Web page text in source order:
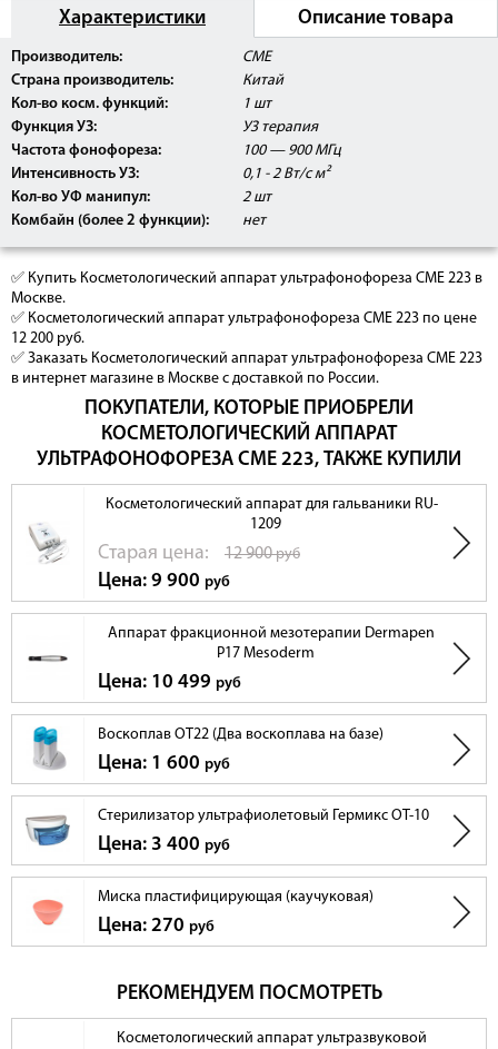
Характеристики Описание товара
Производитель:
CME
Страна производитель:
Китай
Кол-во косм. функций:
1 шт
Функция УЗ:
УЗ терапия
Частота фонофореза:
100 — 900 МГц
Интенсивность УЗ:
0,1 - 2 Вт/с м²
Кол-во УФ манипул:
2 шт
Комбайн (более 2 функции):
нет
постоянный
импульсный режимы
Комплектация:
центральный блок
2 насадки для ультразвука (плоская и конусовидная)
✅ Купить Косметологический аппарат ультрафонофореза СМЕ 223 в
Москве.
✅ Косметологический аппарат ультрафонофореза СМЕ 223 по цене
12 200 руб.
✅ Заказать Косметологический аппарат ультрафонофореза СМЕ 223
в интернет магазине в Москве с доставкой по России.
ПОКУПАТЕЛИ, КОТОРЫЕ ПРИОБРЕЛИ
КОСМЕТОЛОГИЧЕСКИЙ АППАРАТ
УЛЬТРАФОНОФОРЕЗА СМЕ 223, ТАКЖЕ КУПИЛИ
Косметологический аппарат для гальваники RU-
1209
Cтарая цена: 12 900руб
Цена: 9 900 руб
Аппарат фракционной мезотерапии Dermapen
P17 Mesoderm
Цена: 10 499 руб
Воскоплав OT22 (Два воскоплава на базе)
Цена: 1 600 руб
Стерилизатор ультрафиолетовый Гермикс ОТ-10
Цена: 3 400 руб
Миска пластифицирующая (каучуковая)
Цена: 270 руб
РЕКОМЕНДУЕМ ПОСМОТРЕТЬ
Косметологический аппарат ультразвуковой